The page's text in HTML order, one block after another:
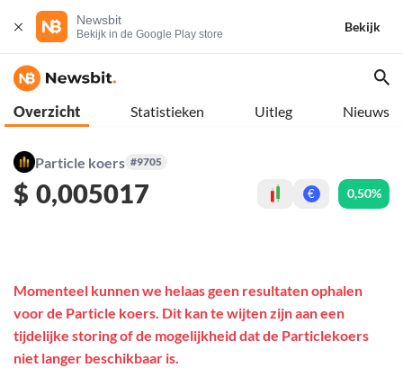
Newsbit
Bekijk in de Google Play store
Bekijk
Overzicht Statistieken Uitleg Nieuws
Particle koers #9705
$ 0,005017 € 0,50%
Momenteel kunnen we helaas geen resultaten ophalen
voor de Particle koers. Dit kan te wijten zijn aan een
tijdelijke storing of de mogelijkheid dat de Particlekoers
niet langer beschikbaar is.